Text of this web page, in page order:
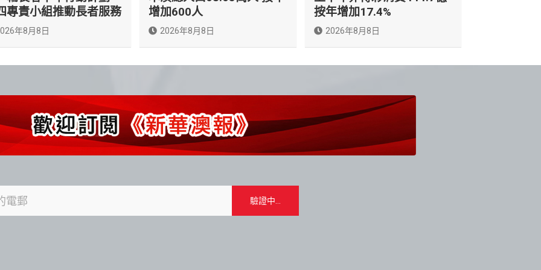
專責小組推動長者服務
年8月8日
增加600人
2026年8月8日
按年增加17.4%
2026年8月8日